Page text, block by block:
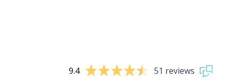
9.4 51 reviews